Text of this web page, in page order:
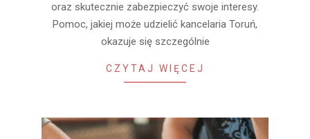
oraz skutecznie zabezpieczyć swoje interesy.
Pomoc, jakiej może udzielić kancelaria Toruń,
okazuje się szczególnie
CZYTAJ WIĘCEJ